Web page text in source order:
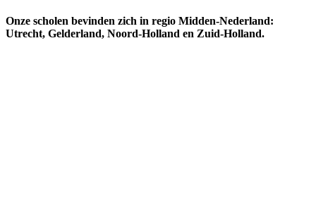
Onze scholen bevinden zich in regio Midden-Nederland:
Utrecht, Gelderland, Noord-Holland en Zuid-Holland.